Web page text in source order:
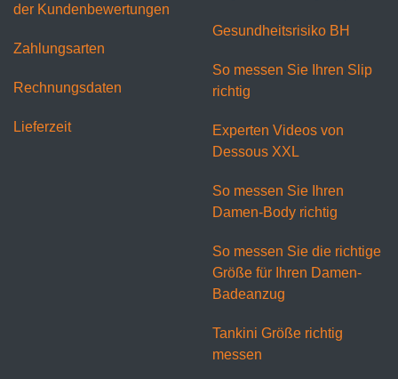
der Kundenbewertungen
Zahlungsarten
Rechnungsdaten
Lieferzeit
Gesundheitsrisiko BH
So messen Sie Ihren Slip
richtig
Experten Videos von
Dessous XXL
So messen Sie Ihren
Damen-Body richtig
So messen Sie die richtige
Größe für Ihren Damen-
Badeanzug
Tankini Größe richtig
messen